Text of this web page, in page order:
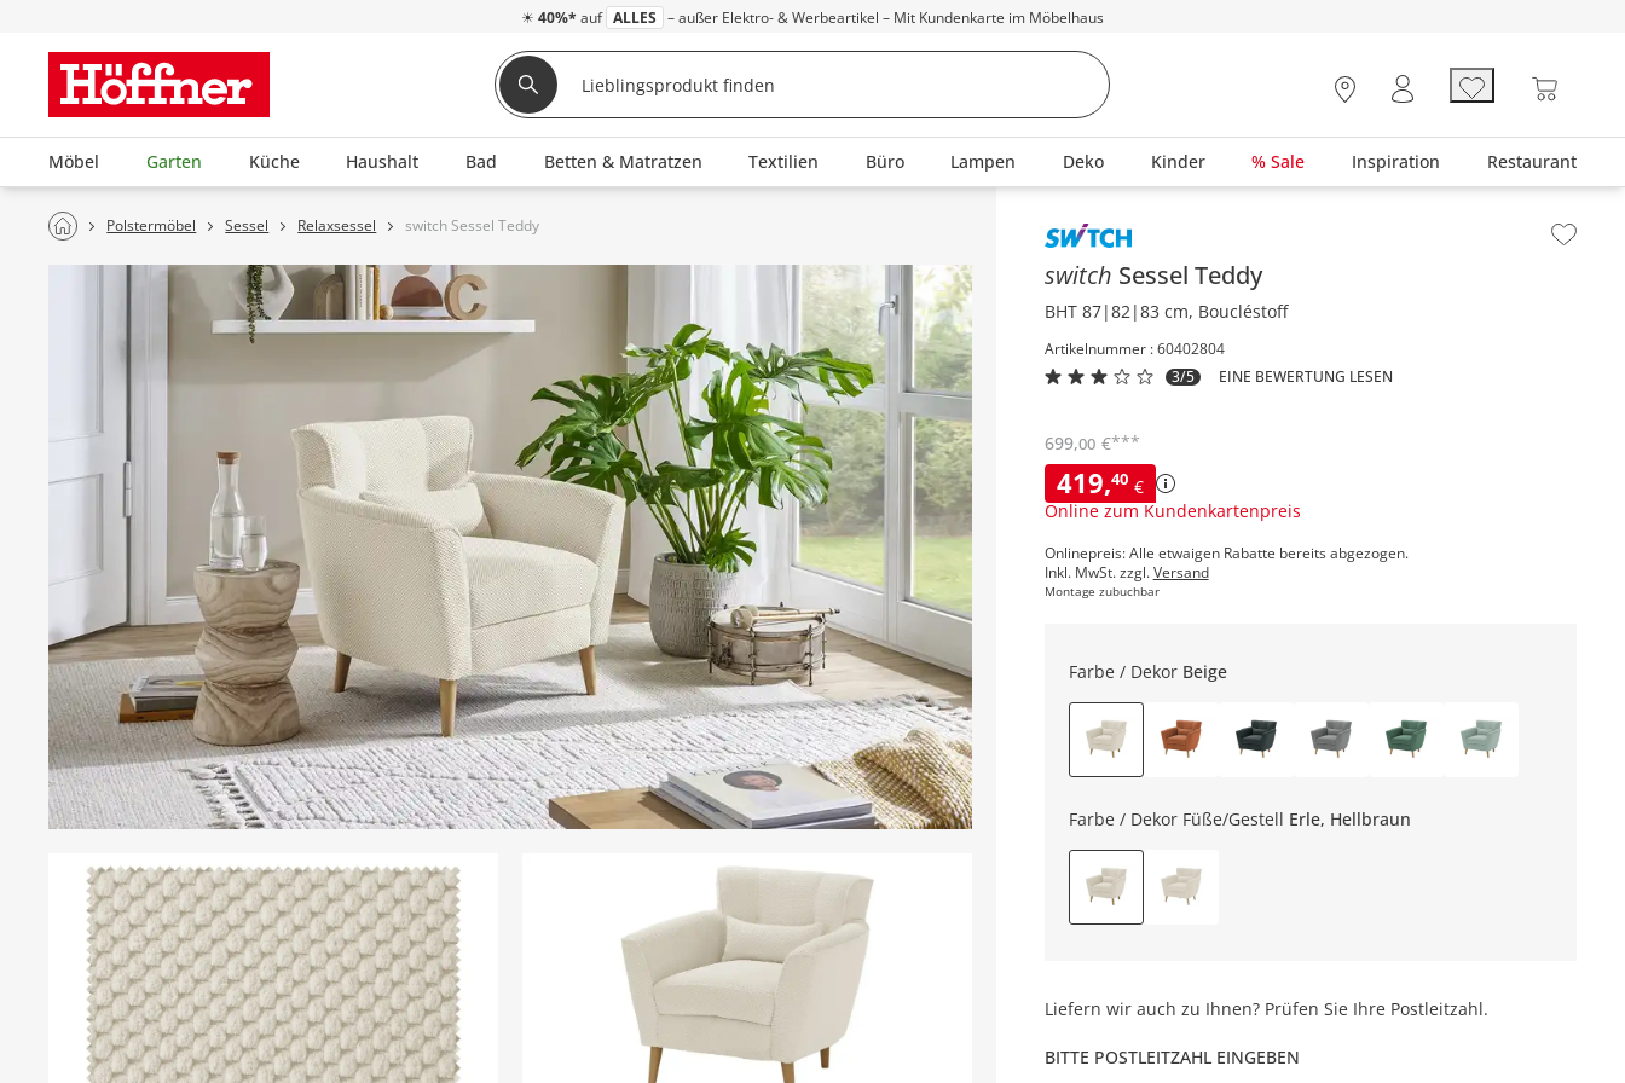
☀ 40%* auf ALLES – außer Elektro- & Werbeartikel – Mit Kundenkarte im Möbelhaus
Möbel Garten Küche Haushalt Bad Betten & Matratzen Textilien Büro Lampen Deko Kinder % Sale Inspiration Restaurant
Polstermöbel Sessel Relaxsessel switch Sessel Teddy Inhalt der Seitenleiste überspringen - Zum Seitenende
switch Sessel Teddy
BHT 87|82|83 cm, Boucléstoff
Artikelnummer : 60402804
3/5
EINE BEWERTUNG LESEN
419,40 €
Online zum Kundenkartenpreis
699,00 €***
Onlinepreis: Alle etwaigen Rabatte bereits abgezogen.
Inkl. MwSt. zzgl.Versand
Montage zubuchbar
Farbe / Dekor Beige
Farbe / Dekor Füße/Gestell Erle, Hellbraun
Liefern wir auch zu Ihnen? Prüfen Sie Ihre Postleitzahl.
BITTE POSTLEITZAHL EINGEBEN